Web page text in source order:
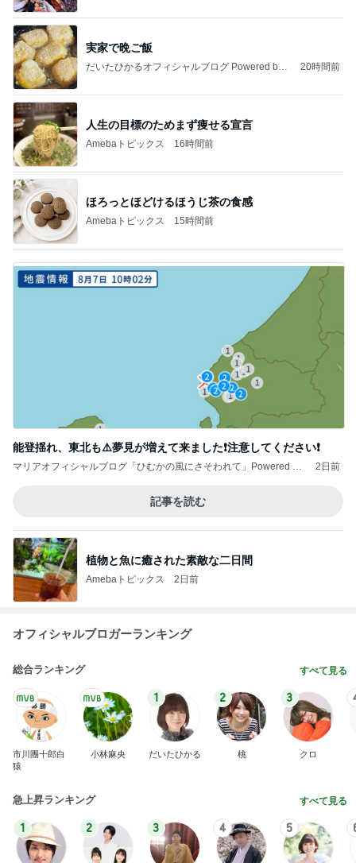
実家で晩ご飯
だいたひかるオフィシャルブログ Powered by
20時間前
人生の目標のためまず痩せる宣言
Amebaトピックス 16時間前
ほろっとほどけるほうじ茶の食感
Amebaトピックス 15時間前
能登揺れ、東北も⚠️夢見が増えて来ました❗️注意してください❗️
マリアオフィシャルブログ「ひむかの風にさそわれて」Powered by
2日前
記事を読む
植物と魚に癒された素敵な二日間
Amebaトピックス 2日前
オフィシャルブロガーランキング
総合ランキング すべて見る
市川團十郎白
猿
小林麻央
1
だいたひかる
2
桃
3
クロ
急上昇ランキング すべて見る
1 2 3 4 5